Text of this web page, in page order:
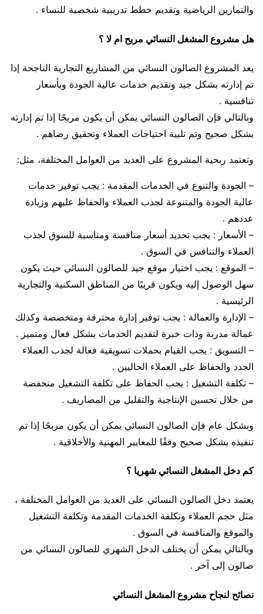
والتمارين الرياضية وتقديم خطط تدريبية شخصية للنساء .
هل مشروع المشغل النسائي مربح ام لا ؟
يعد المشروع الصالون النسائي من المشاريع التجارية الناجحة إذا
تم إدارته بشكل جيد وتقديم خدمات عالية الجودة وبأسعار
تنافسية .
وبالتالي فإن الصالون النسائي يمكن أن يكون مربحًا إذا تم إدارته
بشكل صحيح وتم تلبية احتياجات العملاء وتحقيق رضاهم .
وتعتمد ربحية المشروع على العديد من العوامل المختلفة، مثل:
– الجودة والتنوع في الخدمات المقدمة : يجب توفير خدمات
عالية الجودة والمتنوعة لجذب العملاء والحفاظ عليهم وزيادة
عددهم .
– الأسعار : يجب تحديد أسعار منافسة ومناسبة للسوق لجذب
العملاء والتنافس في السوق .
– الموقع : يجب اختيار موقع جيد للصالون النسائي حيث يكون
سهل الوصول إليه ويكون قريبًا من المناطق السكنية والتجارية
الرئيسية .
– الإدارة والعمالة : يجب توفير إدارة محترفة ومتخصصة وكذلك
عمالة مدربة وذات خبرة لتقديم الخدمات بشكل فعال ومتميز .
– التسويق : يجب القيام بحملات تسويقية فعالة لجذب العملاء
الجدد والحفاظ على العملاء الحاليين .
– تكلفة التشغيل : يجب الحفاظ على تكلفة التشغيل منخفضة
من خلال تحسين الإنتاجية والتقليل من المصاريف .
وبشكل عام فإن الصالون النسائي يمكن أن يكون مربحًا إذا تم
تنفيذه بشكل صحيح وفقًا للمعايير المهنية والأخلاقية .
كم دخل المشغل النسائي شهريا ؟
يعتمد دخل الصالون النسائي على العديد من العوامل المختلفة ،
مثل حجم العملاء وتكلفة الخدمات المقدمة وتكلفة التشغيل
والموقع والمنافسة في السوق .
وبالتالي يمكن أن يختلف الدخل الشهري للصالون النسائي من
صالون إلى آخر .
نصائح لنجاح مشروع المشغل النسائي